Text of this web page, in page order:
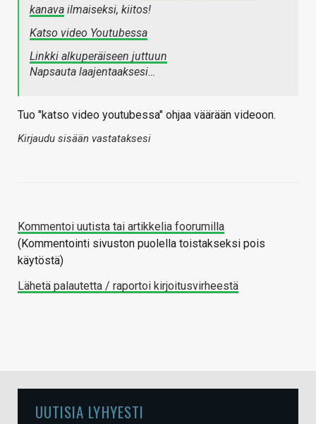
kanava ilmaiseksi, kiitos!
Katso video Youtubessa
Linkki alkuperäiseen juttuun
Napsauta laajentaaksesi…
Tuo "katso video youtubessa" ohjaa väärään videoon.
Kirjaudu sisään vastataksesi
Kommentoi uutista tai artikkelia foorumilla
(Kommentointi sivuston puolella toistakseksi pois
käytöstä)
Lähetä palautetta / raportoi kirjoitusvirheestä
UUTISIA LYHYESTI